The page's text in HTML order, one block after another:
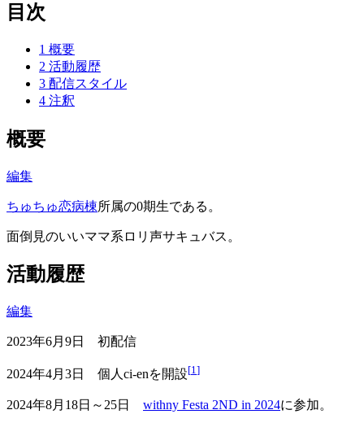
目次
1 概要
2 活動履歴
3 配信スタイル
4 注釈
概要
編集
ちゅちゅ恋病棟所属の0期生である。
面倒見のいいママ系ロリ声サキュバス。
活動履歴
編集
2023年6月9日 初配信
2024年4月3日 個人ci-enを開設[1]
2024年8月18日～25日 withny Festa 2ND in 2024に参加。